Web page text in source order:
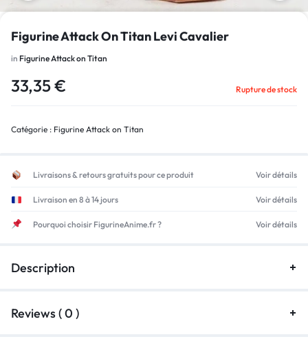
Figurine Attack On Titan Levi Cavalier
in Figurine Attack on Titan
33,35€ Rupture de stock
Catégorie : Figurine Attack on Titan
Livraisons & retours gratuits pour ce produit Voir détails
Livraison en 8 à 14 jours Voir détails
Pourquoi choisir FigurineAnime.fr ? Voir détails
Description
Reviews ( 0 )